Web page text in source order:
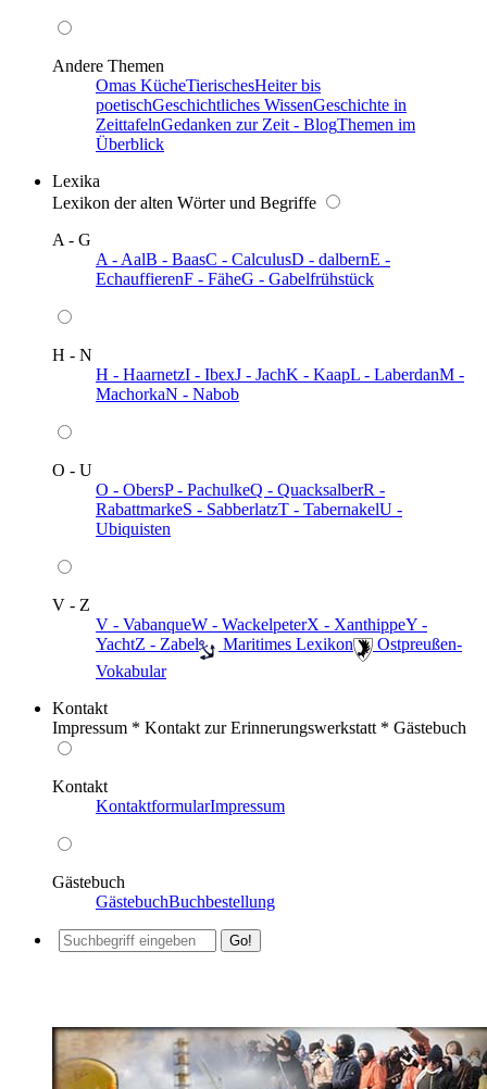
Andere Themen
Omas KücheTierischesHeiter bis
poetischGeschichtliches WissenGeschichte in
ZeittafelnGedanken zur Zeit - BlogThemen im
Überblick
Lexika
Lexikon der alten Wörter und Begriffe
A - G
A - AalB - BaasC - CalculusD - dalbernE -
EchauffierenF - FäheG - Gabelfrühstück
H - N
H - HaarnetzI - IbexJ - JachK - KaapL - LaberdanM -
MachorkaN - Nabob
O - U
O - ObersP - PachulkeQ - QuacksalberR -
RabattmarkeS - SabberlatzT - TabernakelU -
Ubiquisten
V - Z
V - VabanqueW - WackelpeterX - XanthippeY -
YachtZ - Zabel ️ Maritimes Lexikon
️ Ostpreußen-
Vokabular
Kontakt
Impressum * Kontakt zur Erinnerungswerkstatt * Gästebuch
Kontakt
KontaktformularImpressum
Gästebuch
GästebuchBuchbestellung